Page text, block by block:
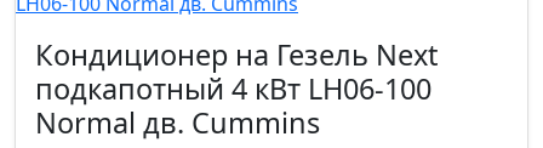
Кондиционер на Гезель Next
подкапотный 4 кВт LH06-100
Normal дв. Cummins